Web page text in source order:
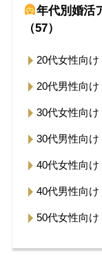
年代別婚活
（57）
20代女性向け
20代男性向け
30代女性向け
30代男性向け
40代女性向け
40代男性向け
50代女性向け